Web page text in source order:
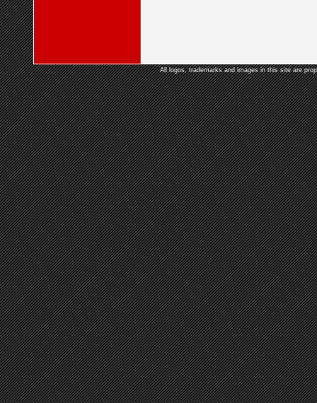
All logos, trademarks and images in this site are